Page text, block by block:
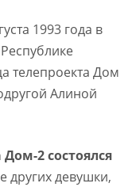
1993 года в
телепроекта Дом
Алиной
2 состоялся
других девушки,